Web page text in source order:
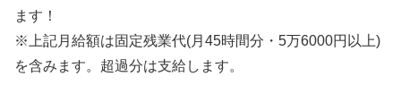
ます！
※上記月給額は固定残業代(月45時間分・5万6000円以上)
を含みます。超過分は支給します。